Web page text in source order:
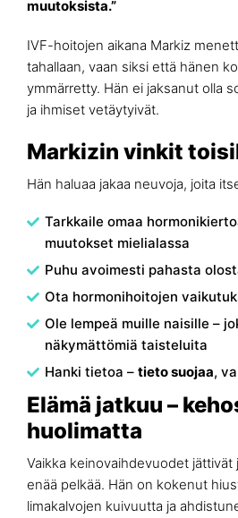
muutoksista.”
IVF-hoitojen aikana Markiz
tahallaan, vaan siksi että hänen
ymmärretty. Hän ei jaksanut olla
ja ihmiset vetäytyivät.
Markizin vinkit
Hän haluaa jakaa neuvoja, joita
Tarkkaile omaa
muutokset mielialassa
Puhu avoimesti pahasta
Ota hormonihoitojen
Ole lempeä muille naisille –
näkymättömiä taisteluita
Hanki tietoa – tieto suojaa,
Elämä jatkuu –
huolimatta
Vaikka keinovaihdevuodet jättivät
enää pelkää. Hän on kokenut
limakalvojen kuivuutta ja